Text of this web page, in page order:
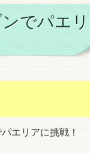
でパエ
エリアに挑戦！